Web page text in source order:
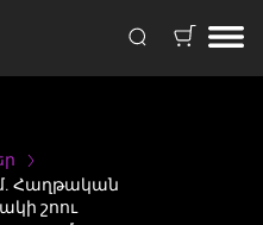
Հաղթական
շոու